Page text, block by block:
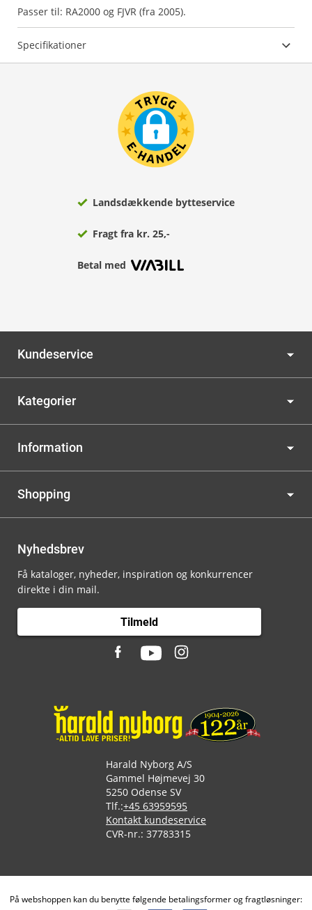
Passer til: RA2000 og FJVR (fra 2005).
Specifikationer
Landsdækkende bytteservice
Fragt fra kr. 25,-
Betal med
Kundeservice
Kategorier
Information
Shopping
Nyhedsbrev
Få kataloger, nyheder, inspiration og konkurrencer
direkte i din mail.
Tilmeld
Harald Nyborg A/S
Gammel Højmevej 30
5250 Odense SV
Tlf.:+45 63959595
Kontakt kundeservice
CVR-nr.: 37783315
På webshoppen kan du benytte følgende betalingsformer og fragtløsninger: